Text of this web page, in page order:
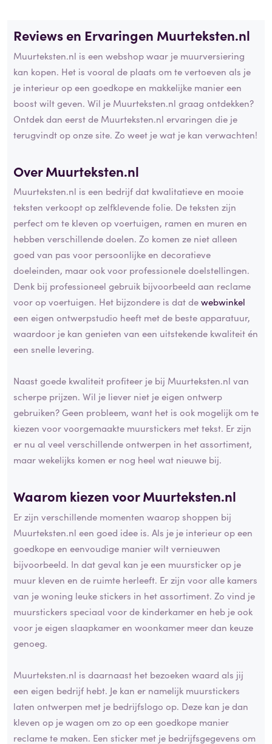
Reviews en Ervaringen Muurteksten.nl
Muurteksten.nl is een webshop waar je muurversiering
kan kopen. Het is vooral de plaats om te vertoeven als je
je interieur op een goedkope en makkelijke manier een
boost wilt geven. Wil je Muurteksten.nl graag ontdekken?
Ontdek dan eerst de Muurteksten.nl ervaringen die je
terugvindt op onze site. Zo weet je wat je kan verwachten!
Over Muurteksten.nl
Muurteksten.nl is een bedrijf dat kwalitatieve en mooie
teksten verkoopt op zelfklevende folie. De teksten zijn
perfect om te kleven op voertuigen, ramen en muren en
hebben verschillende doelen. Zo komen ze niet alleen
goed van pas voor persoonlijke en decoratieve
doeleinden, maar ook voor professionele doelstellingen.
Denk bij professioneel gebruik bijvoorbeeld aan reclame
voor op voertuigen. Het bijzondere is dat dewebwinkel
een eigen ontwerpstudio heeft met de beste apparatuur,
waardoor je kan genieten van een uitstekende kwaliteit én
een snelle levering.
Naast goede kwaliteit profiteer je bij Muurteksten.nl van
scherpe prijzen. Wil je liever niet je eigen ontwerp
gebruiken? Geen probleem, want het is ook mogelijk om te
kiezen voor voorgemaakte muurstickers met tekst. Er zijn
er nu al veel verschillende ontwerpen in het assortiment,
maar wekelijks komen er nog heel wat nieuwe bij.
Waarom kiezen voor Muurteksten.nl
Er zijn verschillende momenten waarop shoppen bij
Muurteksten.nl een goed idee is. Als je je interieur op een
goedkope en eenvoudige manier wilt vernieuwen
bijvoorbeeld. In dat geval kan je een muursticker op je
muur kleven en de ruimte herleeft. Er zijn voor alle kamers
van je woning leuke stickers in het assortiment. Zo vind je
muurstickers speciaal voor de kinderkamer en heb je ook
voor je eigen slaapkamer en woonkamer meer dan keuze
genoeg.
Muurteksten.nl is daarnaast het bezoeken waard als jij
een eigen bedrijf hebt. Je kan er namelijk muurstickers
laten ontwerpen met je bedrijfslogo op. Deze kan je dan
kleven op je wagen om zo op een goedkope manier
reclame te maken. Een sticker met je bedrijfsgegevens om